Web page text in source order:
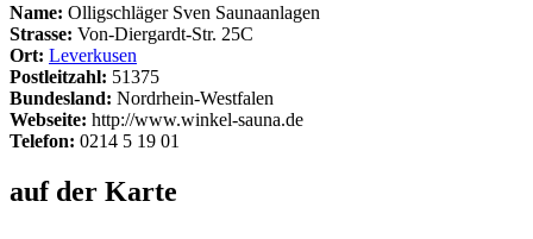
Name: Olligschläger Sven Saunaanlagen
Strasse: Von-Diergardt-Str. 25C
Ort: Leverkusen
Postleitzahl: 51375
Bundesland: Nordrhein-Westfalen
Webseite: http://www.winkel-sauna.de
Telefon: 0214 5 19 01
auf der Karte